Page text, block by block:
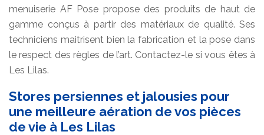
menuiserie AF Pose propose des produits de haut de
gamme conçus à partir des matériaux de qualité. Ses
techniciens maitrisent bien la fabrication et la pose dans
le respect des règles de l’art. Contactez-le si vous êtes à
Les Lilas.
Stores persiennes et jalousies pour
une meilleure aération de vos pièces
de vie à Les Lilas